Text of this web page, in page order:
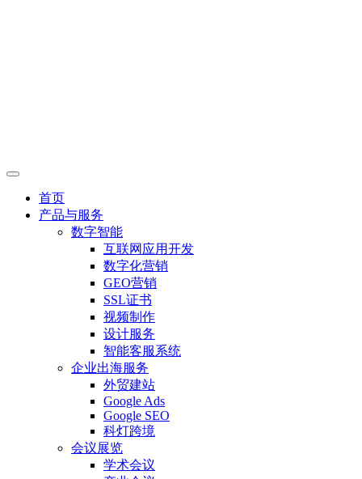
首页
产品与服务
数字智能
互联网应用开发
数字化营销
GEO营销
SSL证书
视频制作
设计服务
智能客服系统
企业出海服务
外贸建站
Google Ads
Google SEO
科灯跨境
会议展览
学术会议